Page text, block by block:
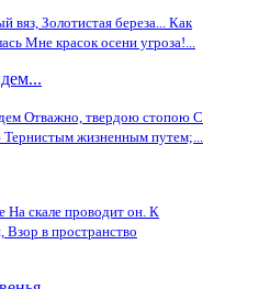
вяз, Золотистая береза... Как
Мне красок осени угроза!...
Отважно, твердою стопою С
жизненным путем;...
На скале проводит он. К
Взор в пространство